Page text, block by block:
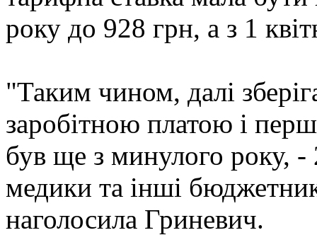
року до 928 грн, а з 1
"Таким чином, далі
заробітною платою і
був ще з минулого року, -
медики та інші
наголосила Гриневич.